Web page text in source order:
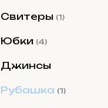
Свитеры (1)
Юбки (4)
Джинсы
Рубашка (1)